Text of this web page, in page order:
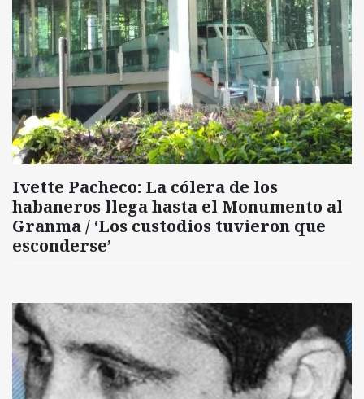
Ivette Pacheco: La cólera de los
habaneros llega hasta el Monumento al
Granma / ‘Los custodios tuvieron que
esconderse’